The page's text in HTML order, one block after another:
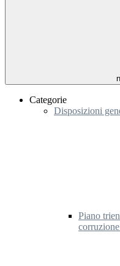
Categorie
Disposizioni
Piano